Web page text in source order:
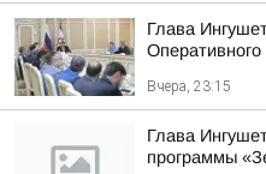
Глава
Вчера, 23:15
Глава
программы